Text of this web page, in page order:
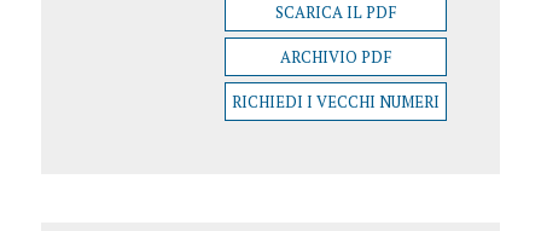
SCARICA IL PDF
ARCHIVIO PDF
RICHIEDI I VECCHI NUMERI